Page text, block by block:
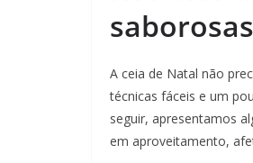
saborosas
A ceia de Natal não
técnicas fáceis e um
seguir, apresentamos
em aproveitamento,